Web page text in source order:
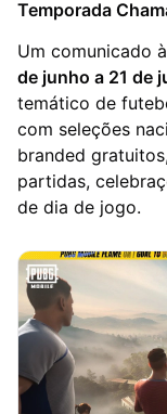
Temporada
Um comunicado
de junho a 21 de
temático de
com seleções
branded
partidas,
de dia de jogo.